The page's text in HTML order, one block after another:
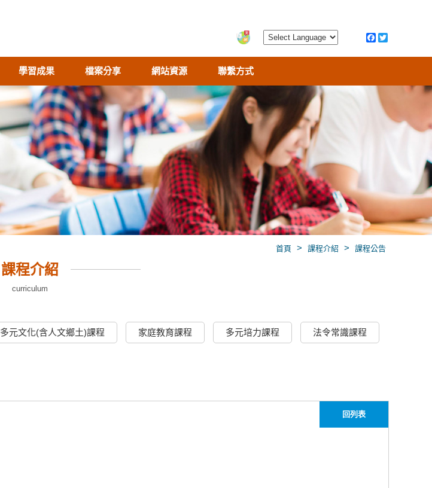
學習成果 檔案分享 網站資源 聯繫方式
首頁 > 課程介紹 > 課程公告
課程介紹
curriculum
多元文化(含人文鄉土)課程 家庭教育課程 多元培力課程 法令常識課程
回列表